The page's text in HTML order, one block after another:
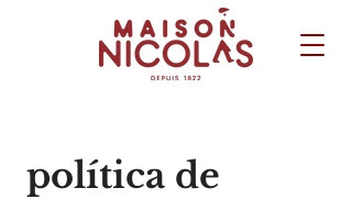
política de